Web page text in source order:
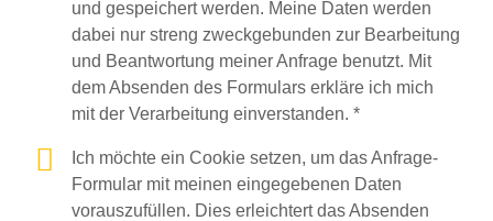
und gespeichert werden. Meine Daten werden
dabei nur streng zweckgebunden zur Bearbeitung
und Beantwortung meiner Anfrage benutzt. Mit
dem Absenden des Formulars erkläre ich mich
mit der Verarbeitung einverstanden. *
Ich möchte ein Cookie setzen, um das Anfrage-
Formular mit meinen eingegebenen Daten
vorauszufüllen. Dies erleichtert das Absenden